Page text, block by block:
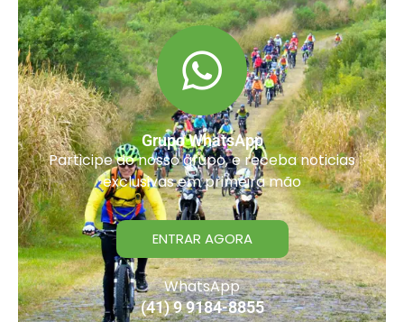
Grupo WhatsApp
Participe do nosso grupo, e receba noticias
exclusivas em primeira mão
ENTRAR AGORA
WhatsApp
(41) 9 9184-8855